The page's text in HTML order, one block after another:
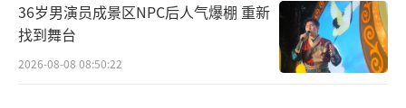
36岁男演员成景区NPC后人气爆棚 重新
找到舞台
2026-08-08 08:50:22